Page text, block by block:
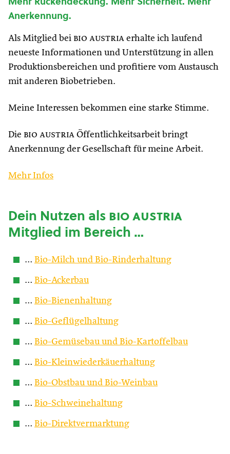
Anerkennung.
Als Mitglied bei bio austria erhalte ich laufend
neueste Informationen und Unterstützung in allen
Produktionsbereichen und profitiere vom Austausch
mit anderen Biobetrieben.
Meine Interessen bekommen eine starke Stimme.
Die bio austria Öffentlichkeitsarbeit bringt
Anerkennung der Gesellschaft für meine Arbeit.
Mehr Infos
Dein Nutzen alsbio austria
Mitglied im Bereich …
… Bio-Milch und Bio-Rinderhaltung
… Bio-Ackerbau
… Bio-Bienenhaltung
… Bio-Geflügelhaltung
… Bio-Gemüsebau und Bio-Kartoffelbau
… Bio-Kleinwiederkäuerhaltung
… Bio-Obstbau und Bio-Weinbau
… Bio-Schweinehaltung
… Bio-Direktvermarktung